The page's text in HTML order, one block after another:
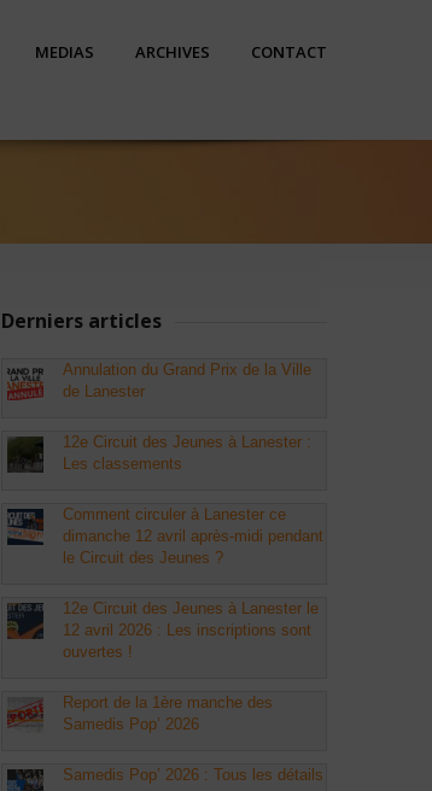
MEDIAS ARCHIVES CONTACT
Derniers articles
Annulation du Grand Prix de la Ville
de Lanester
12e Circuit des Jeunes à Lanester :
Les classements
Comment circuler à Lanester ce
dimanche 12 avril après-midi pendant
le Circuit des Jeunes ?
12e Circuit des Jeunes à Lanester le
12 avril 2026 : Les inscriptions sont
ouvertes !
Report de la 1ère manche des
Samedis Pop’ 2026
Samedis Pop’ 2026 : Tous les détails